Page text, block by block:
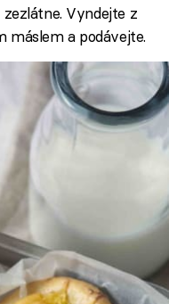
Vyndejte z
a podávejte.